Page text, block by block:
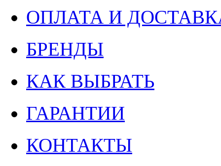
ОПЛАТА И
БРЕНДЫ
КАК ВЫБРАТЬ
ГАРАНТИИ
КОНТАКТЫ